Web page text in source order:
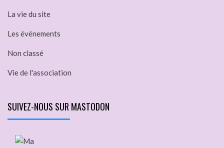
La vie du site
Les événements
Non classé
Vie de l'association
SUIVEZ-NOUS SUR MASTODON